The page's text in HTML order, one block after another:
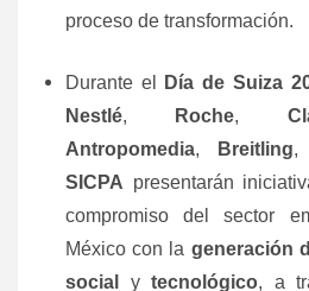
proceso de transformación.
Durante el Día de Suiza
Nestlé, Roche,
Antropomedia, Breitling,
SICPA presentarán
compromiso del sector
México con la generación
social
y tecnológico, a